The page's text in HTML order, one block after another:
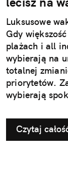
Luksusowe
Gdy
plażach i all
wybierają na
totalnej
priorytetów.
wybierają
Czytaj